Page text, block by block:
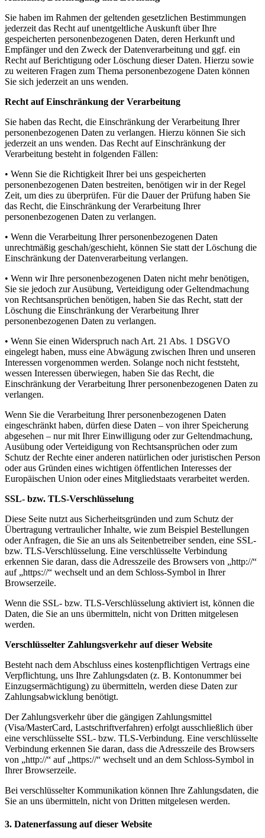
Sie haben im Rahmen der geltenden gesetzlichen Bestimmungen
jederzeit das Recht auf unentgeltliche Auskunft über Ihre
gespeicherten personenbezogenen Daten, deren Herkunft und
Empfänger und den Zweck der Datenverarbeitung und ggf. ein
Recht auf Berichtigung oder Löschung dieser Daten. Hierzu sowie
zu weiteren Fragen zum Thema personenbezogene Daten können
Sie sich jederzeit an uns wenden.
Recht auf Einschränkung der Verarbeitung
Sie haben das Recht, die Einschränkung der Verarbeitung Ihrer
personenbezogenen Daten zu verlangen. Hierzu können Sie sich
jederzeit an uns wenden. Das Recht auf Einschränkung der
Verarbeitung besteht in folgenden Fällen:
• Wenn Sie die Richtigkeit Ihrer bei uns gespeicherten
personenbezogenen Daten bestreiten, benötigen wir in der Regel
Zeit, um dies zu überprüfen. Für die Dauer der Prüfung haben Sie
das Recht, die Einschränkung der Verarbeitung Ihrer
personenbezogenen Daten zu verlangen.
• Wenn die Verarbeitung Ihrer personenbezogenen Daten
unrechtmäßig geschah/geschieht, können Sie statt der Löschung die
Einschränkung der Datenverarbeitung verlangen.
• Wenn wir Ihre personenbezogenen Daten nicht mehr benötigen,
Sie sie jedoch zur Ausübung, Verteidigung oder Geltendmachung
von Rechtsansprüchen benötigen, haben Sie das Recht, statt der
Löschung die Einschränkung der Verarbeitung Ihrer
personenbezogenen Daten zu verlangen.
• Wenn Sie einen Widerspruch nach Art. 21 Abs. 1 DSGVO
eingelegt haben, muss eine Abwägung zwischen Ihren und unseren
Interessen vorgenommen werden. Solange noch nicht feststeht,
wessen Interessen überwiegen, haben Sie das Recht, die
Einschränkung der Verarbeitung Ihrer personenbezogenen Daten zu
verlangen.
Wenn Sie die Verarbeitung Ihrer personenbezogenen Daten
eingeschränkt haben, dürfen diese Daten – von ihrer Speicherung
abgesehen – nur mit Ihrer Einwilligung oder zur Geltendmachung,
Ausübung oder Verteidigung von Rechtsansprüchen oder zum
Schutz der Rechte einer anderen natürlichen oder juristischen Person
oder aus Gründen eines wichtigen öffentlichen Interesses der
Europäischen Union oder eines Mitgliedstaats verarbeitet werden.
SSL- bzw. TLS-Verschlüsselung
Diese Seite nutzt aus Sicherheitsgründen und zum Schutz der
Übertragung vertraulicher Inhalte, wie zum Beispiel Bestellungen
oder Anfragen, die Sie an uns als Seitenbetreiber senden, eine SSL-
bzw. TLS-Verschlüsselung. Eine verschlüsselte Verbindung
erkennen Sie daran, dass die Adresszeile des Browsers von „http://“
auf „https://“ wechselt und an dem Schloss-Symbol in Ihrer
Browserzeile.
Wenn die SSL- bzw. TLS-Verschlüsselung aktiviert ist, können die
Daten, die Sie an uns übermitteln, nicht von Dritten mitgelesen
werden.
Verschlüsselter Zahlungsverkehr auf dieser Website
Besteht nach dem Abschluss eines kostenpflichtigen Vertrags eine
Verpflichtung, uns Ihre Zahlungsdaten (z. B. Kontonummer bei
Einzugsermächtigung) zu übermitteln, werden diese Daten zur
Zahlungsabwicklung benötigt.
Der Zahlungsverkehr über die gängigen Zahlungsmittel
(Visa/MasterCard, Lastschriftverfahren) erfolgt ausschließlich über
eine verschlüsselte SSL- bzw. TLS-Verbindung. Eine verschlüsselte
Verbindung erkennen Sie daran, dass die Adresszeile des Browsers
von „http://“ auf „https://“ wechselt und an dem Schloss-Symbol in
Ihrer Browserzeile.
Bei verschlüsselter Kommunikation können Ihre Zahlungsdaten, die
Sie an uns übermitteln, nicht von Dritten mitgelesen werden.
3. Datenerfassung auf dieser Website